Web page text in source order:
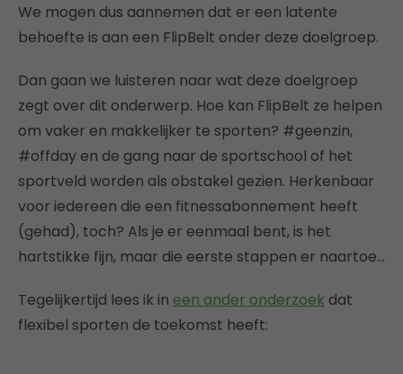
We mogen dus aannemen dat er een latente
behoefte is aan een FlipBelt onder deze doelgroep.
Dan gaan we luisteren naar wat deze doelgroep
zegt over dit onderwerp. Hoe kan FlipBelt ze helpen
om vaker en makkelijker te sporten? #geenzin,
#offday en de gang naar de sportschool of het
sportveld worden als obstakel gezien. Herkenbaar
voor iedereen die een fitnessabonnement heeft
(gehad), toch? Als je er eenmaal bent, is het
hartstikke fijn, maar die eerste stappen er naartoe…
Tegelijkertijd lees ik in een ander onderzoek dat
flexibel sporten de toekomst heeft: